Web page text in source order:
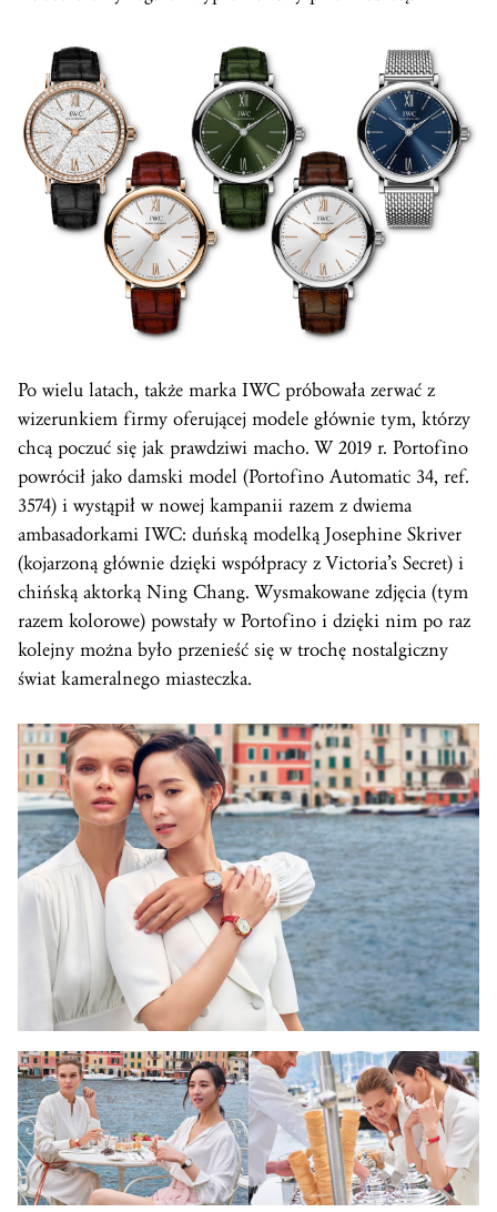
Po wielu latach, także marka IWC próbowała zerwać z
wizerunkiem firmy oferującej modele głównie tym, którzy
chcą poczuć się jak prawdziwi macho. W 2019 r. Portofino
powrócił jako damski model (Portofino Automatic 34, ref.
3574) i wystąpił w nowej kampanii razem z dwiema
ambasadorkami IWC: duńską modelką Josephine Skriver
(kojarzoną głównie dzięki współpracy z Victoria’s Secret) i
chińską aktorką Ning Chang. Wysmakowane zdjęcia (tym
razem kolorowe) powstały w Portofino i dzięki nim po raz
kolejny można było przenieść się w trochę nostalgiczny
świat kameralnego miasteczka.